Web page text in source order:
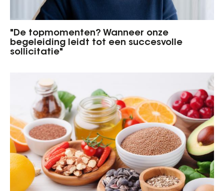
"De topmomenten? Wanneer onze
begeleiding leidt tot een succesvolle
sollicitatie"